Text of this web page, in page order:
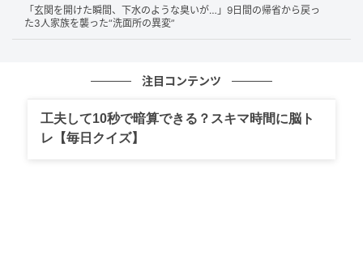
Aさん夫婦のケースでは、購入時の重要事項説明書や過
去の経緯を確認したところ、擁壁はAさんの敷地内に
いことが分かりました。
工作物責任という重い法的責任
「玄関を開けた瞬間、下水のような臭いが…」9日間の帰省から戻っ
た3人家族を襲った“洗面所の異変”
注目コンテンツ
工夫して10秒で暗算できる？スキマ時間に脳ト
レ【毎日クイズ】